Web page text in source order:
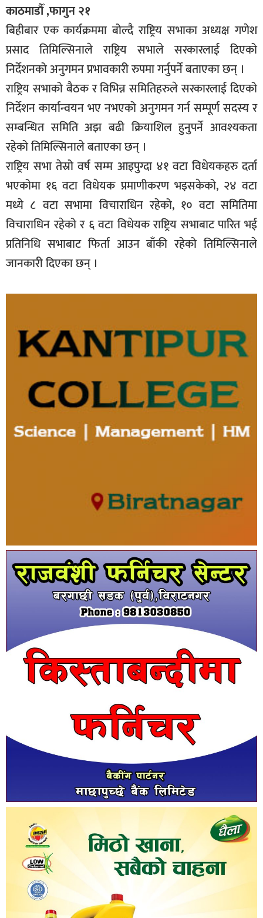
काठमाडौँ ,फागुन २१
बिहीबार एक कार्यक्रममा बोल्दै राष्ट्रिय सभाका अध्यक्ष गणेश
प्रसाद तिमिल्सिनाले राष्ट्रिय सभाले सरकारलाई दिएको
निर्देशनको अनुगमन प्रभावकारी रुपमा गर्नुपर्ने बताएका छन् ।
राष्ट्रिय सभाको बैठक र विभिन्न समितिहरुले सरकारलाई दिएको
निर्देशन कार्यान्वयन भए नभएको अनुगमन गर्न सम्पूर्ण सदस्य र
सम्बन्धित समिति अझ बढी क्रियाशिल हुनुपर्ने आवश्यकता
रहेको तिमिल्सिनाले बताएका छन् ।
राष्ट्रिय सभा तेस्रो वर्ष सम्म आइपुग्दा ४१ वटा विधेयकहरु दर्ता
भएकोमा १६ वटा विधेयक प्रमाणीकरण भइसकेको, २४ वटा
मध्ये ८ वटा सभामा विचाराधिन रहेको, १० वटा समितिमा
विचाराधिन रहेको र ६ वटा विधेयक राष्ट्रिय सभाबाट पारित भई
प्रतिनिधि सभाबाट फिर्ता आउन बाँकी रहेको तिमिल्सिनाले
जानकारी दिएका छन् ।